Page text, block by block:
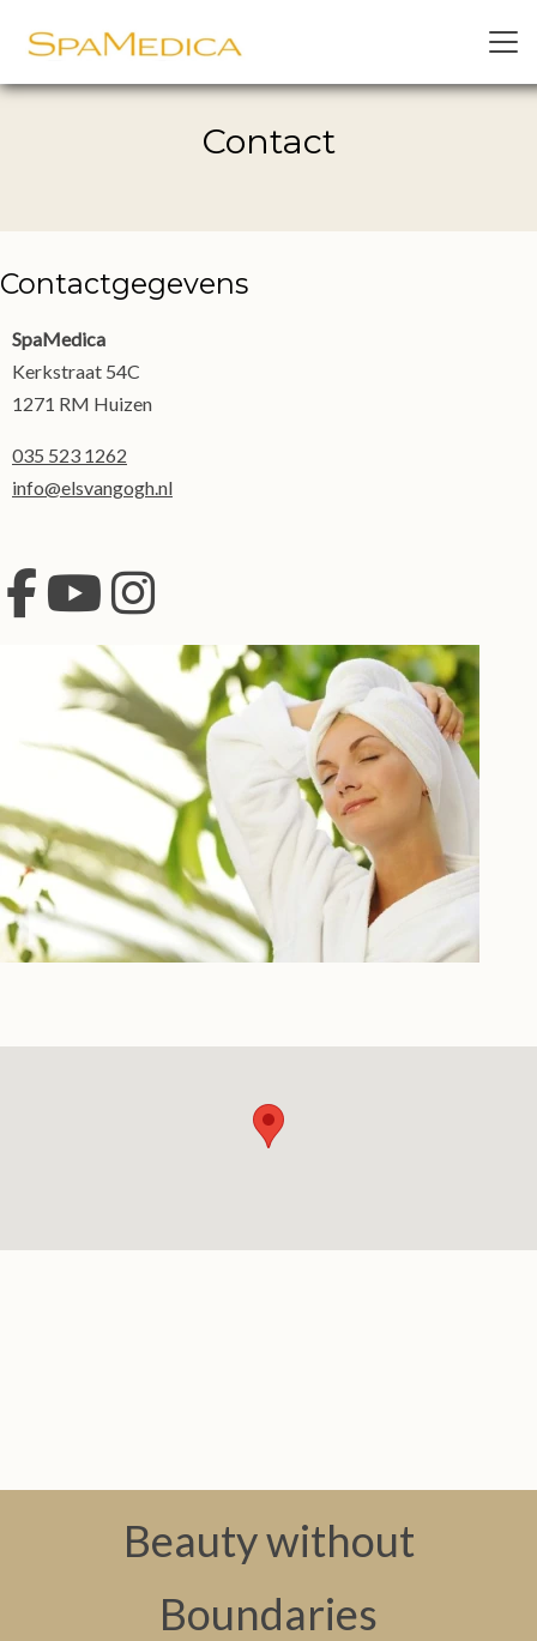
Contact
Contactgegevens
SpaMedica
Kerkstraat 54C
1271 RM Huizen
035 523 1262
info@elsvangogh.nl
Beauty without
Boundaries